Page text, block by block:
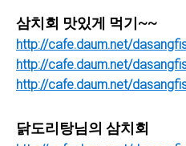
삼치회 맛있게 먹기~~
http://cafe.daum.net/
http://cafe.daum.net/
http://cafe.daum.net/
닭도리탕님의 삼치회